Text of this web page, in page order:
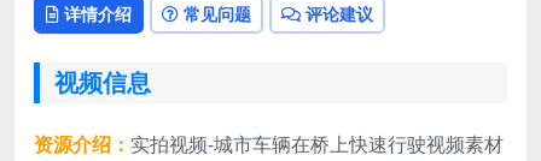
详情介绍 常见问题 评论建议
视频信息
资源介绍： 实拍视频-城市车辆在桥上快速行驶视频素材